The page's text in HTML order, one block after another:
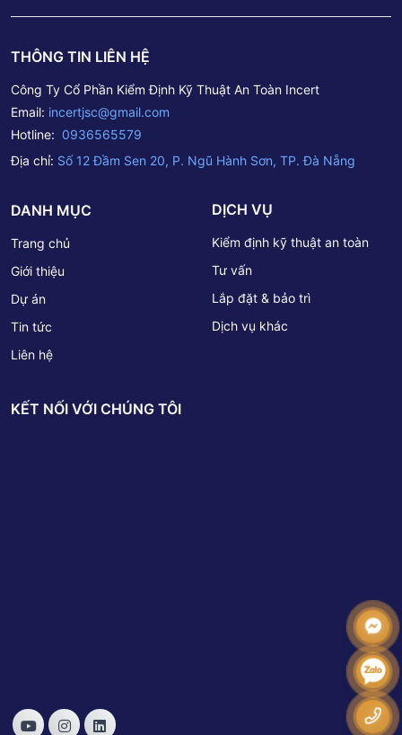
THÔNG TIN LIÊN HỆ
Công Ty Cổ Phần Kiểm Định Kỹ Thuật An Toàn Incert
Email: incertjsc@gmail.com
Hotline: 0936565579
Địa chỉ: Số 12 Đầm Sen 20, P. Ngũ Hành Sơn, TP. Đà Nẵng
DANH MỤC
Trang chủ
Giới thiệu
Dự án
Tin tức
Liên hệ
DỊCH VỤ
Kiểm định kỹ thuật an toàn
Tư vấn
Lắp đặt & bảo trì
Dịch vụ khác
KẾT NỐI VỚI CHÚNG TÔI